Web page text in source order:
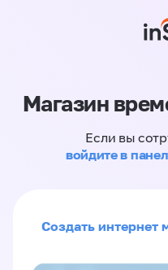
Магазин
Если вы
войдите в
Создать интернет